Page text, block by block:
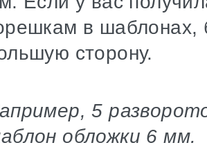
в шаблонах,
сторону.
5
обложки 6 мм.